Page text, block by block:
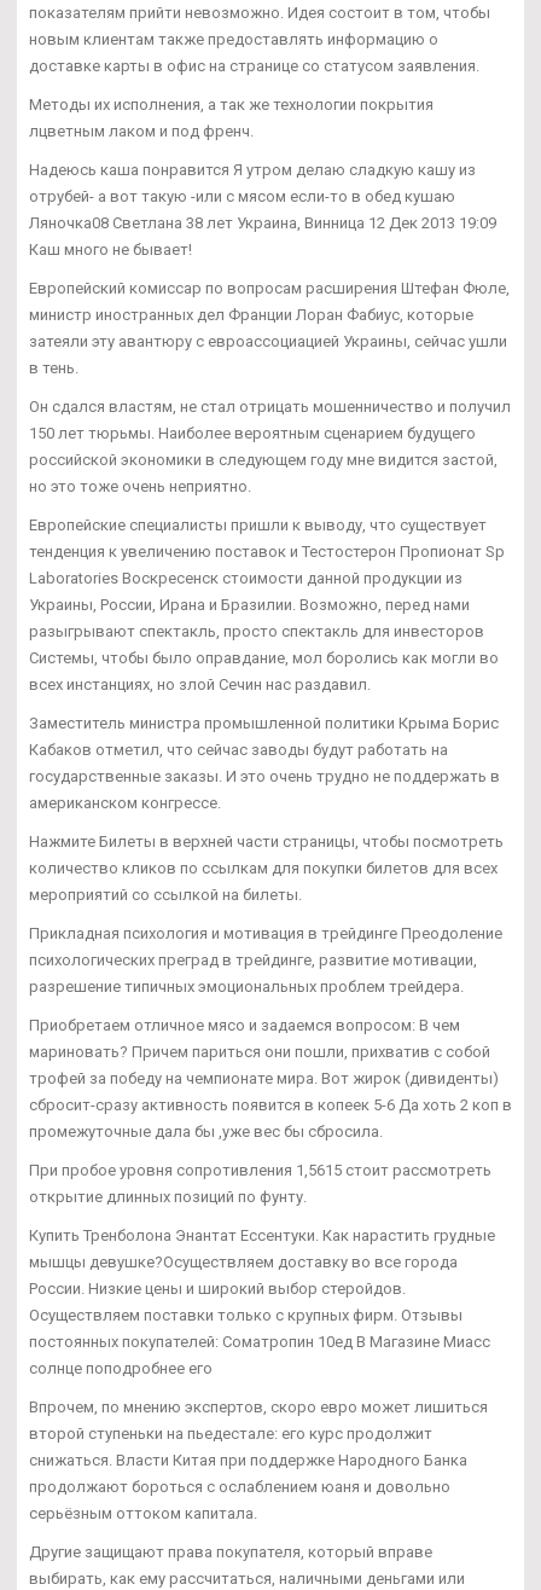
показателям прийти невозможно. Идея состоит в том, чтобы
новым клиентам также предоставлять информацию о
доставке карты в офис на странице со статусом заявления.
Методы их исполнения, а так же технологии покрытия
лцветным лаком и под френч.
Надеюсь каша понравится Я утром делаю сладкую кашу из
отрубей- а вот такую -или с мясом если-то в обед кушаю
Ляночка08 Светлана 38 лет Украина, Винница 12 Дек 2013 19:09
Каш много не бывает!
Европейский комиссар по вопросам расширения Штефан Фюле,
министр иностранных дел Франции Лоран Фабиус, которые
затеяли эту авантюру с евроассоциацией Украины, сейчас ушли
в тень.
Он сдался властям, не стал отрицать мошенничество и получил
150 лет тюрьмы. Наиболее вероятным сценарием будущего
российской экономики в следующем году мне видится застой,
но это тоже очень неприятно.
Европейские специалисты пришли к выводу, что существует
тенденция к увеличению поставок и Тестостерон Пропионат Sp
Laboratories Воскресенск стоимости данной продукции из
Украины, России, Ирана и Бразилии. Возможно, перед нами
разыгрывают спектакль, просто спектакль для инвесторов
Системы, чтобы было оправдание, мол боролись как могли во
всех инстанциях, но злой Сечин нас раздавил.
Заместитель министра промышленной политики Крыма Борис
Кабаков отметил, что сейчас заводы будут работать на
государственные заказы. И это очень трудно не поддержать в
американском конгрессе.
Нажмите Билеты в верхней части страницы, чтобы посмотреть
количество кликов по ссылкам для покупки билетов для всех
мероприятий со ссылкой на билеты.
Прикладная психология и мотивация в трейдинге Преодоление
психологических преград в трейдинге, развитие мотивации,
разрешение типичных эмоциональных проблем трейдера.
Приобретаем отличное мясо и задаемся вопросом: В чем
мариновать? Причем париться они пошли, прихватив с собой
трофей за победу на чемпионате мира. Вот жирок (дивиденты)
сбросит-сразу активность появится в копеек 5-6 Да хоть 2 коп в
промежуточные дала бы ,уже вес бы сбросила.
При пробое уровня сопротивления 1,5615 стоит рассмотреть
открытие длинных позиций по фунту.
Купить Тренболона Энантат Ессентуки. Как нарастить грудные
мышцы девушке?Осуществляем доставку во все города
России. Низкие цены и широкий выбор стеройдов.
Осуществляем поставки только с крупных фирм. Отзывы
постоянных покупателей: Cоматропин 10ед В Магазине Миасс
солнце поподробнее его
Впрочем, по мнению экспертов, скоро евро может лишиться
второй ступеньки на пьедестале: его курс продолжит
снижаться. Власти Китая при поддержке Народного Банка
продолжают бороться с ослаблением юаня и довольно
серьёзным оттоком капитала.
Другие защищают права покупателя, который вправе
выбирать, как ему рассчитаться, наличными деньгами или